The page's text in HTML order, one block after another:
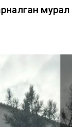
мурал